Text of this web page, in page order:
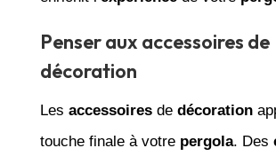
Penser aux accessoires de
décoration
Les accessoiresde décoration
touche finale à votre pergola. Des